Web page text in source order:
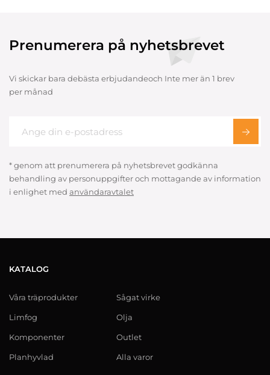
Prenumerera på nyhetsbrevet
Vi skickar bara debästa erbjudandeoch Inte mer än 1 brev
per månad
* genom att prenumerera på nyhetsbrevet godkänna
behandling av personuppgifter och mottagande av information
i enlighet med användaravtalet
KATALOG
Våra träprodukter
Limfog
Komponenter
Planhyvlad
Sågat virke
Olja
Outlet
Alla varor